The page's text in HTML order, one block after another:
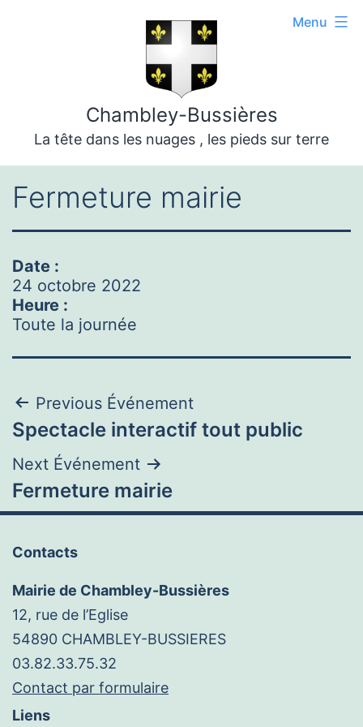
Chambley-Bussières
La tête dans les nuages , les pieds sur terre
Menu
Fermeture mairie
Date :
24 octobre 2022
Heure :
Toute la journée
Navigation
de
l’article
Previous Événement
Spectacle interactif tout public
Next Événement
Fermeture mairie
Contacts
Mairie de Chambley-Bussières
12, rue de l’Eglise
54890 CHAMBLEY-BUSSIERES
03.82.33.75.32
Contact par formulaire
Liens